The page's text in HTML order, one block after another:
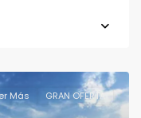
Más GRAN OFERTA